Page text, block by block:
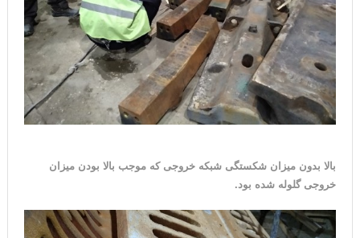
بالا بدون میزان شکستگی شبکه خروجی که موجب بالا بودن میزان
خروجی گلوله شده بود.